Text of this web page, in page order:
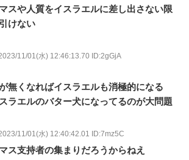
スや人質をイスラエルに差し出さない限
けない
11/01(水) 12:46:13.70 ID:2gGjA
無くなればイスラエルも消極的になる
ラエルのバター犬になってるのが大問題
11/01(水) 12:40:42.01 ID:7mz5C
ス支持者の集まりだろうからねえ